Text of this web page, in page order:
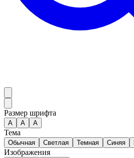
Размер шрифта
А A A
Тема
Обычная Светлая Темная Синяя
Изображения